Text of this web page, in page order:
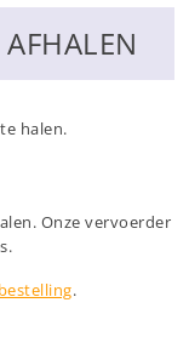
AFHALEN
halen.
Onze vervoerder
.